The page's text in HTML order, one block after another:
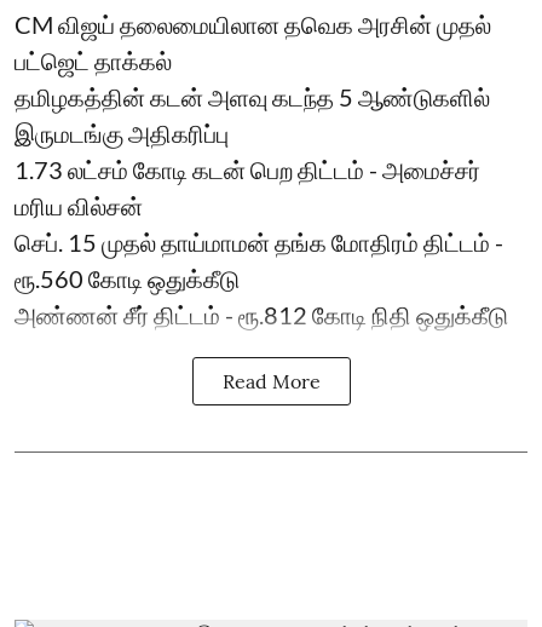
CM விஜய் தலைமையிலான தவெக அரசின் முதல்
பட்ஜெட் தாக்கல்
தமிழகத்தின் கடன் அளவு கடந்த 5 ஆண்டுகளில்
இருமடங்கு அதிகரிப்பு
1.73 லட்சம் கோடி கடன் பெற திட்டம் - அமைச்சர்
மரிய வில்சன்
செப். 15 முதல் தாய்மாமன் தங்க மோதிரம் திட்டம் -
ரூ.560 கோடி ஒதுக்கீடு
அண்ணன் சீர் திட்டம் - ரூ.812 கோடி நிதி ஒதுக்கீடு
Read More